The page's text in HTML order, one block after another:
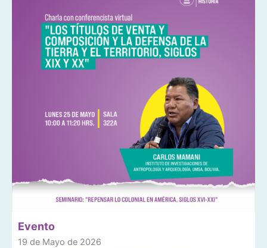
Evento
19 de Mayo de 2026